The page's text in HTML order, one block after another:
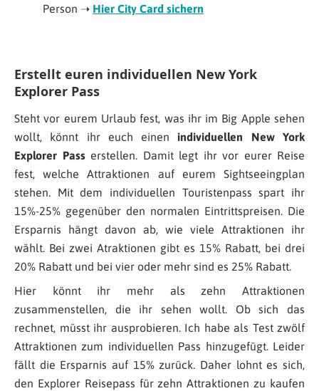
Person ➝ Hier City Card sichern
Erstellt euren individuellen New York
Explorer Pass
Steht vor eurem Urlaub fest, was ihr im Big Apple sehen
wollt, könnt ihr euch einen individuellen New York
Explorer Passerstellen. Damit legt ihr vor eurer Reise
fest, welche Attraktionen auf eurem Sightseeingplan
stehen. Mit dem individuellen Touristenpass spart ihr
15%-25% gegenüber den normalen Eintrittspreisen. Die
Ersparnis hängt davon ab, wie viele Attraktionen ihr
wählt. Bei zwei Atraktionen gibt es 15% Rabatt, bei drei
20% Rabatt und bei vier oder mehr sind es 25% Rabatt.
Hier könnt ihr mehr als zehn Attraktionen
zusammenstellen, die ihr sehen wollt. Ob sich das
rechnet, müsst ihr ausprobieren. Ich habe als Test zwölf
Attraktionen zum individuellen Pass hinzugefügt. Leider
fällt die Ersparnis auf 15% zurück. Daher lohnt es sich,
den Explorer Reisepass für zehn Attraktionen zu kaufen